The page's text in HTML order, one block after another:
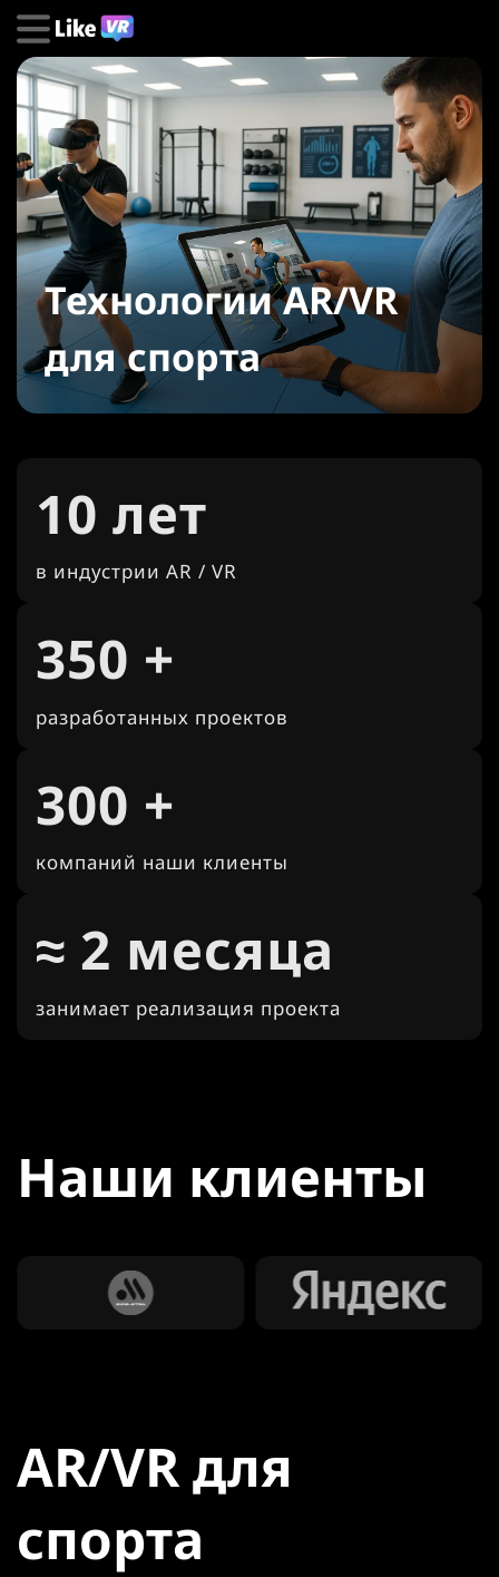
Технологии AR/VR
для спорта
10 лет
в индустрии AR / VR
350 +
разработанных проектов
300 +
компаний наши клиенты
≈ 2 месяца
занимает реализация проекта
Наши клиенты
AR/VR для
спорта